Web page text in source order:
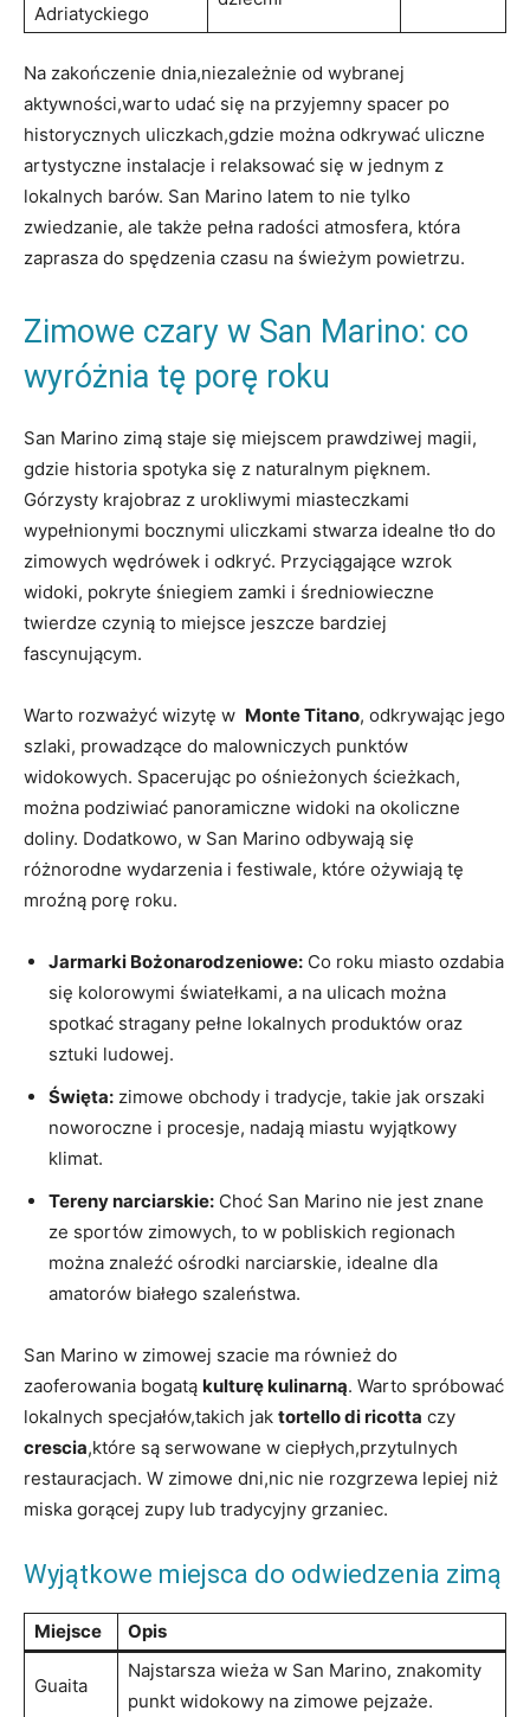
Adriatyckiego
Na zakończenie ​dnia,niezależnie od wybranej⁢
aktywności,warto ‌udać się na​ przyjemny spacer po
historycznych uliczkach,gdzie można odkrywać uliczne
artystyczne instalacje i relaksować się w ‍jednym z​
lokalnych barów. San Marino latem ⁤to nie tylko
zwiedzanie, ale także pełna radości atmosfera, która
zaprasza do spędzenia czasu na świeżym powietrzu.
Zimowe czary w San Marino: co
wyróżnia tę porę roku
San Marino zimą‌ staje się miejscem prawdziwej⁣ magii,
gdzie historia spotyka się ‍z naturalnym pięknem.
Górzysty ‍krajobraz z⁢ urokliwymi‍ miasteczkami
‍wypełnionymi bocznymi ‍uliczkami stwarza idealne tło‍ do
‍zimowych⁣ wędrówek i⁣ odkryć. Przyciągające wzrok
widoki, pokryte śniegiem‍ zamki i ⁤średniowieczne
twierdze czynią to miejsce jeszcze⁣ bardziej​
fascynującym.
Warto rozważyć⁢ wizytę w ⁣ Monte Titano, odkrywając⁢ jego
szlaki, prowadzące do malowniczych punktów
widokowych.​ Spacerując po ośnieżonych ścieżkach,
można ⁤podziwiać panoramiczne widoki na okoliczne
doliny. Dodatkowo, w San ​Marino odbywają ‌się ​
różnorodne wydarzenia⁤ i festiwale, które ożywiają tę⁣
mroźną ‍porę ​roku.
Jarmarki⁤ Bożonarodzeniowe: ‌Co roku miasto‍ ozdabia
⁣się kolorowymi światełkami,‍ a na ulicach można
spotkać stragany pełne lokalnych produktów oraz ​
sztuki ludowej.
Święta: zimowe obchody i tradycje, takie jak‌ orszaki
⁤noworoczne i procesje,​ nadają miastu wyjątkowy⁢
klimat.
Tereny narciarskie: Choć San Marino nie jest‍ znane
ze ⁢sportów zimowych, to ‌w pobliskich regionach
można znaleźć ośrodki narciarskie, idealne ​dla
amatorów białego szaleństwa.
San Marino⁢ w zimowej szacie ma również ⁣do ​
zaoferowania⁣ bogatą kulturę kulinarną. Warto ⁣spróbować​
lokalnych specjałów,takich jak tortello di ricotta czy
crescia,które są serwowane w ciepłych,przytulnych⁣
restauracjach. W zimowe⁤ dni,nic nie rozgrzewa lepiej ‌niż
miska gorącej zupy⁣ lub tradycyjny‌ grzaniec.
Wyjątkowe miejsca do odwiedzenia zimą
Miejsce Opis
Guaita
Najstarsza wieża w San Marino, ⁤znakomity
punkt widokowy na zimowe pejzaże.